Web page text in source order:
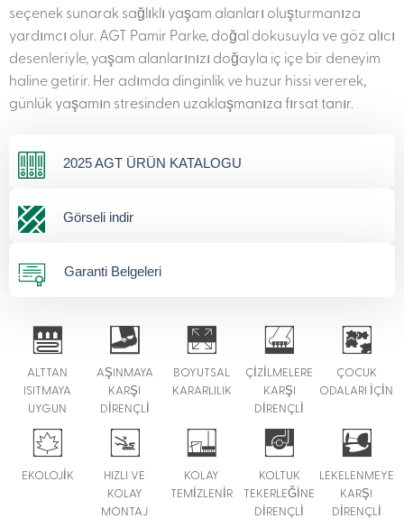
seçenek sunarak sağlıklı yaşam alanları oluşturmanıza
yardımcı olur. AGT Pamir Parke, doğal dokusuyla ve göz alıcı
desenleriyle, yaşam alanlarınızı doğayla iç içe bir deneyim
haline getirir. Her adımda dinginlik ve huzur hissi vererek,
günlük yaşamın stresinden uzaklaşmanıza fırsat tanır.
2025 AGT ÜRÜN KATALOGU
Görseli indir
Garanti Belgeleri
ALTTAN
ISITMAYA
UYGUN
AŞINMAYA
KARŞI
DİRENÇLİ
BOYUTSAL
KARARLILIK
ÇİZİLMELERE
KARŞI
DİRENÇLİ
ÇOCUK
ODALARI İÇİN
EKOLOJİK
HIZLI VE
KOLAY
MONTAJ
KOLAY
TEMİZLENİR
KOLTUK
TEKERLEĞİNE
DİRENÇLİ
LEKELENMEYE
KARŞI
DİRENÇLİ